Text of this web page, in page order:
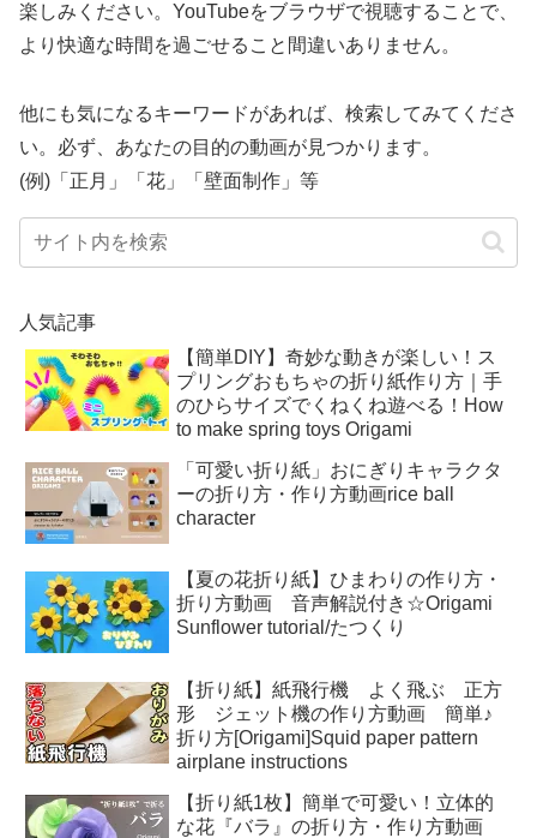
楽しみください。YouTubeをブラウザで視聴することで、
より快適な時間を過ごせること間違いありません。
他にも気になるキーワードがあれば、検索してみてくださ
い。必ず、あなたの目的の動画が見つかります。
(例)「正月」「花」「壁面制作」等
人気記事
【簡単DIY】奇妙な動きが楽しい！ス
プリングおもちゃの折り紙作り方｜手
のひらサイズでくねくね遊べる！How
to make spring toys Origami
「可愛い折り紙」おにぎりキャラクタ
ーの折り方・作り方動画rice ball
character
【夏の花折り紙】ひまわりの作り方・
折り方動画 音声解説付き☆Origami
Sunflower tutorial/たつくり
【折り紙】紙飛行機 よく飛ぶ 正方
形 ジェット機の作り方動画 簡単♪
折り方[Origami]Squid paper pattern
airplane instructions
【折り紙1枚】簡単で可愛い！立体的
な花『バラ』の折り方・作り方動画